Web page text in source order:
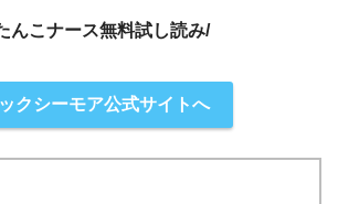
んこナース無料試し読み/
クシーモア公式サイトへ